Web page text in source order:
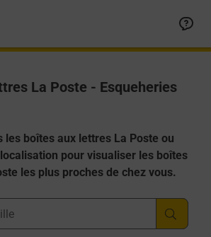
La Poste - Esqueheries
les boîtes aux lettres La Poste ou
pour visualiser les boîtes
les plus proches de chez vous.
Code Postal